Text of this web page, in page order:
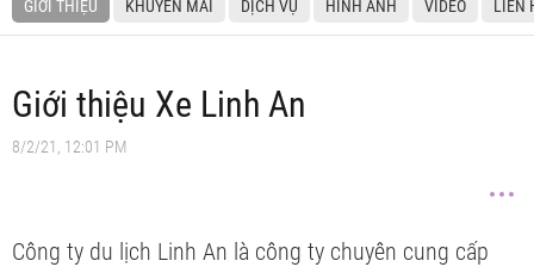
GIỚI THIỆU KHUYẾN MÃI DỊCH VỤ HÌNH ẢNH VIDEO LIÊN
Giới thiệu Xe Linh An
8/2/21, 12:01 PM
Công ty du lịch Linh An là công ty chuyên cung cấp